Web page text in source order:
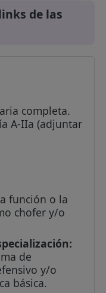
de las
completa.
A-IIa (adjuntar
función o la
chofer y/o
de
y/o
básica.